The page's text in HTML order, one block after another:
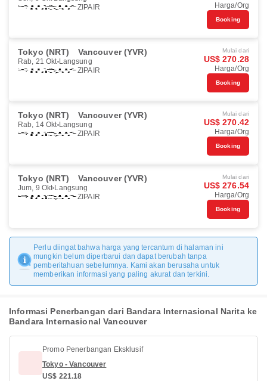
ZIPAIR
Harga/Org
Booking
Tokyo (NRT) Vancouver (YVR)
Rab, 21 Okt Langsung
ZIPAIR
Mulai dari
US$ 270.28
Harga/Org
Booking
Tokyo (NRT) Vancouver (YVR)
Rab, 14 Okt Langsung
ZIPAIR
Mulai dari
US$ 270.42
Harga/Org
Booking
Tokyo (NRT) Vancouver (YVR)
Jum, 9 Okt Langsung
ZIPAIR
Mulai dari
US$ 276.54
Harga/Org
Booking
Perlu diingat bahwa harga yang tercantum di halaman ini
mungkin belum diperbarui dan dapat berubah tanpa
pemberitahuan sebelumnya. Kami akan berusaha untuk
memberikan informasi yang paling akurat dan terkini.
Informasi Penerbangan dari Bandara Internasional Narita ke
Bandara Internasional Vancouver
Promo Penerbangan Eksklusif
Tokyo - Vancouver
US$ 221.18